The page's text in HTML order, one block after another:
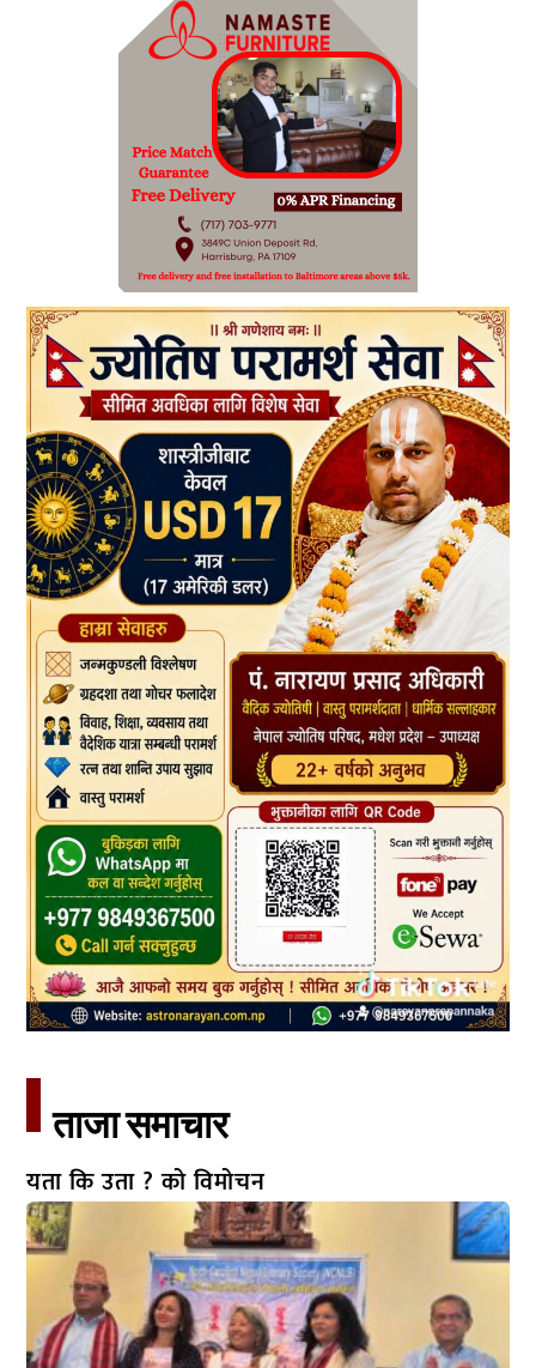
ताजा समाचार​
यता कि उता ? को विमोचन